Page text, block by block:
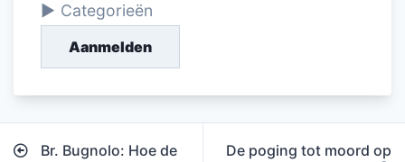
Categorieën
Aanmelden
Bericht
Br. Bugnolo: Hoe de
De poging tot moord op